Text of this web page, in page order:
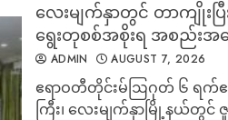
လေးမျက်နှာတွင် တာကျိုးပ
ရွေးတုစစ်အစိုးရ အစည်းအ
ADMIN AUGUST 7, 2026
ဧရာဝတီတိုင်းမ်ဩဂုတ် ၆ ရက်
ကြီး၊ လေးမျက်နှာမြို့နယ်တွ